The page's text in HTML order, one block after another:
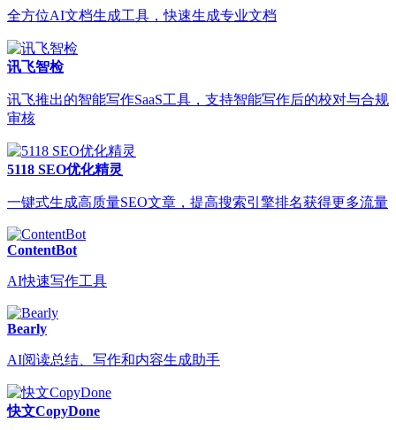
全方位AI文档生成工具，快速生成专业文档
讯飞智检
讯飞推出的智能写作SaaS工具，支持智能写作后的校对与合规
审核
5118 SEO优化精灵
一键式生成高质量SEO文章，提高搜索引擎排名获得更多流量
ContentBot
AI快速写作工具
Bearly
AI阅读总结、写作和内容生成助手
快文CopyDone